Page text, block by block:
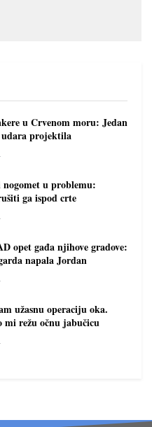
u Crvenom moru: Jedan
udara projektila
u problemu:
ga ispod crte
opet gađa njihove gradove:
napala Jordan
užasnu operaciju oka.
mi režu očnu jabučicu